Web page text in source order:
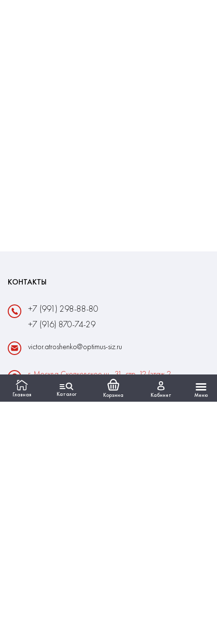
Главная Каталог Корзина Кабинет Меню
КОНТАКТЫ
+7 (991) 298-88-80
+7 (916) 870-74-29
victor.atroshenko@optimus-siz.ru
г. Москва Сколковское ш., 31, стр. 12 (этаж 2,
помещение 22)
Время работы: